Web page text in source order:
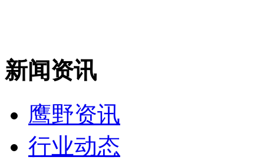
新闻资讯
鹰野资讯
行业动态